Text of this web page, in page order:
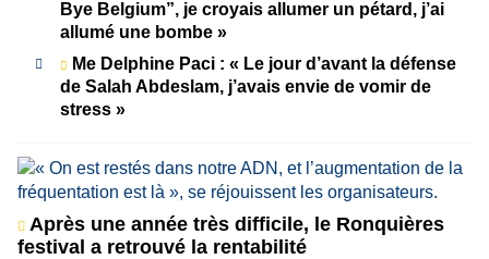
Bye Belgium”, je croyais allumer un pétard, j’ai
allumé une bombe »
Me Delphine Paci : « Le jour d’avant la défense
de Salah Abdeslam, j’avais envie de vomir de
stress »
Après une année très difficile, le Ronquières
festival a retrouvé la rentabilité